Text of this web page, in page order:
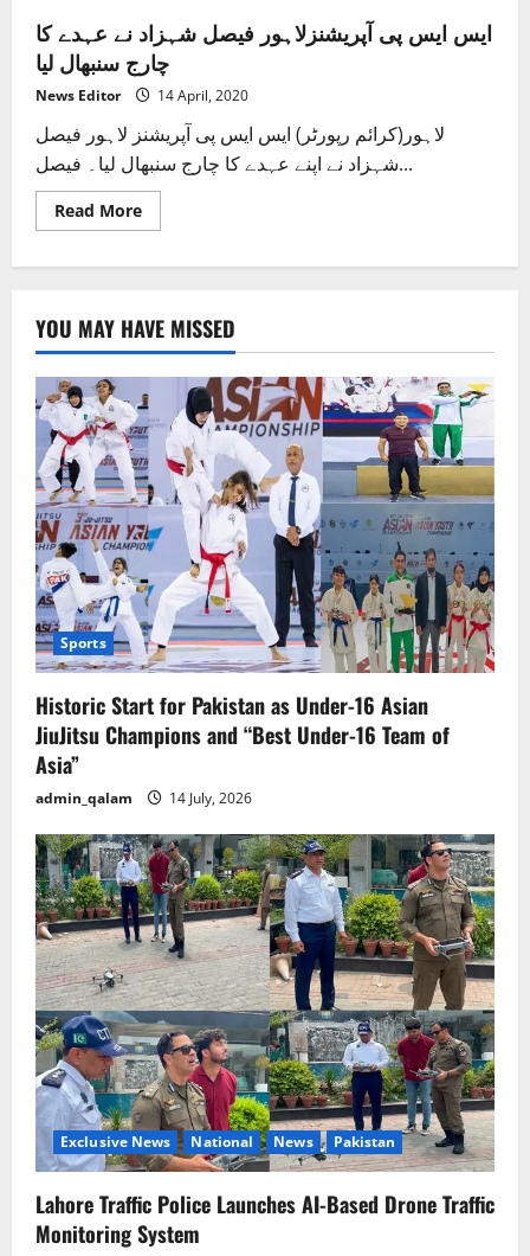
ایس ایس پی آپریشنزلاہور فیصل شہزاد نے عہدے کا
چارج سنبھال لیا
News Editor 14 April, 2020
لاہور(کرائم رپورٹر) ایس ایس پی آپریشنز لاہور فیصل
شہزاد نے اپنے عہدے کا چارج سنبھال لیا۔ فیصل...
Read MoreRead
more
فیصل
شہزاد
نے
عہدے
کا
چارج
سنبھال
لیا
YOU MAY HAVE MISSED
Sports
Historic Start for Pakistan as Under-16 Asian
JiuJitsu Champions and “Best Under-16 Team of
Asia”
admin_qalam 14 July, 2026
Exclusive News National News Pakistan
Lahore Traffic Police Launches AI-Based Drone Traffic
Monitoring System